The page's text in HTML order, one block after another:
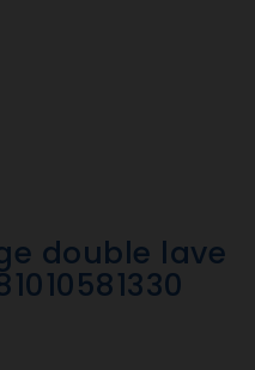
double lave